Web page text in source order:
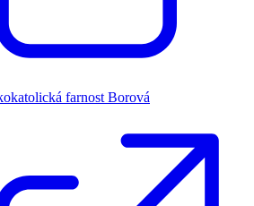
farnost Borová